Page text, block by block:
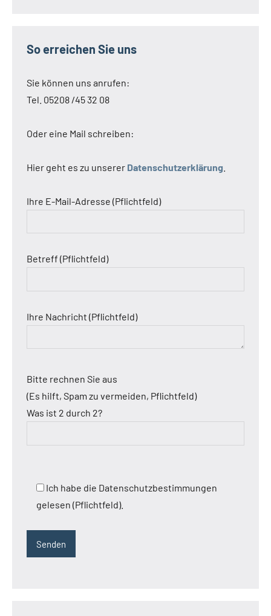
So erreichen Sie uns
Sie können uns anrufen:
Tel. 05208 /45 32 08
Oder eine Mail schreiben:
Hier geht es zu unserer Datenschutzerklärung
Ihre E-Mail-Adresse (Pflichtfeld)
Betreff (Pflichtfeld)
Ihre Nachricht (Pflichtfeld)
Bitte rechnen Sie aus
(Es hilft, Spam zu vermeiden, Pflichtfeld)
Was ist 2 durch 2?
Ich habe die Datenschutzbestimmungen
gelesen (Pflichtfeld).